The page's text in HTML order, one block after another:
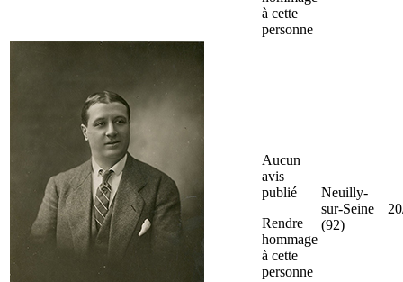
à cette
personne
Aucun
avis
publié
Rendre
hommage
à cette
personne
Neuilly-
sur-Seine
(92)